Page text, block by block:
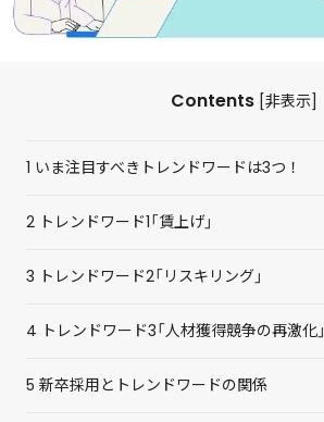
Contents [非表示]
1 いま注目すべきトレンドワードは3つ！
2 トレンドワード1「賃上げ」
3 トレンドワード2「リスキリング」
4 トレンドワード3「人材獲得競争の再激化」
5 新卒採用とトレンドワードの関係